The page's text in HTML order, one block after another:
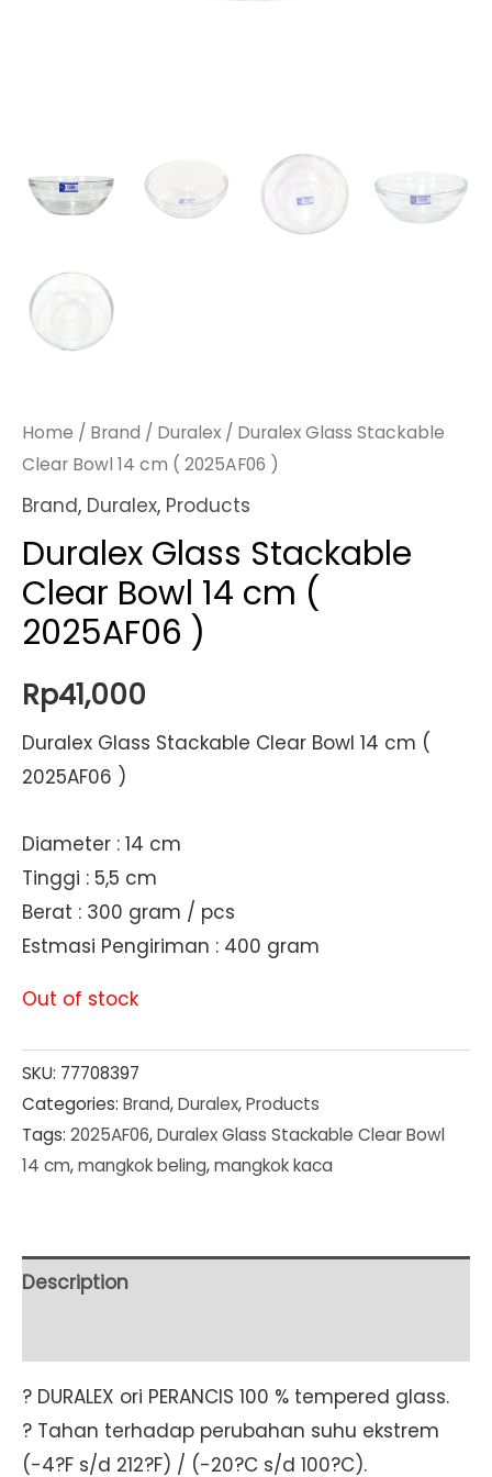
Home / Brand / Duralex / Duralex Glass Stackable
Clear Bowl 14 cm ( 2025AF06 )
Brand, Duralex, Products
Duralex Glass Stackable
Clear Bowl 14 cm (
2025AF06 )
Rp41,000
Duralex Glass Stackable Clear Bowl 14 cm (
2025AF06 )
Diameter : 14 cm
Tinggi : 5,5 cm
Berat : 300 gram / pcs
Estmasi Pengiriman : 400 gram
Out of stock
SKU: 77708397
Categories: Brand,Duralex,Products
Tags: 2025AF06,Duralex Glass Stackable Clear Bowl
14 cm,mangkok beling,mangkok kaca
Description
? DURALEX ori PERANCIS 100 % tempered glass.
? Tahan terhadap perubahan suhu ekstrem
(-4?F s/d 212?F) / (-20?C s/d 100?C).